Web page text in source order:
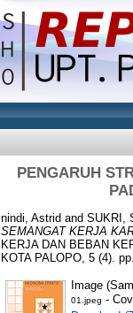
PENGARUH
nindi, Astrid and SUKRI,
SEMANGAT KERJA
KERJA DAN BEBAN
KOTA PALOPO, 5 (4).
Image
01.jpeg -